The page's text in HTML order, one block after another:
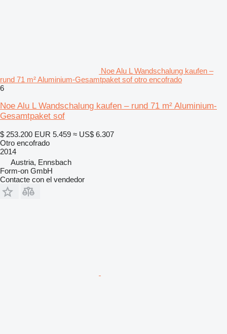
Noe Alu L Wandschalung kaufen –
rund 71 m² Aluminium-Gesamtpaket sof otro encofrado
6
Noe Alu L Wandschalung kaufen – rund 71 m² Aluminium-
Gesamtpaket sof
$ 253.200 EUR 5.459 ≈ US$ 6.307
Otro encofrado
2014
Austria, Ennsbach
Form-on GmbH
Contacte con el vendedor